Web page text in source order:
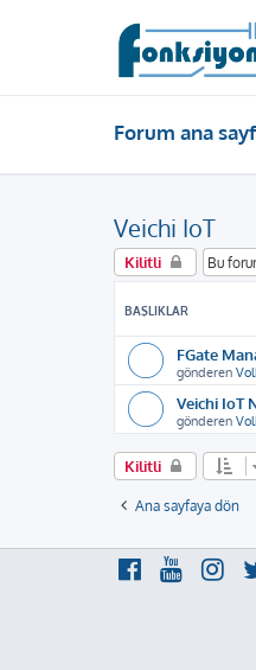
Forum ana
Veichi IoT
Kilitli
BAŞLIKLAR
FGate
gönderen
Veichi IoT
gönderen
Kilitli
Ana sayfaya dön